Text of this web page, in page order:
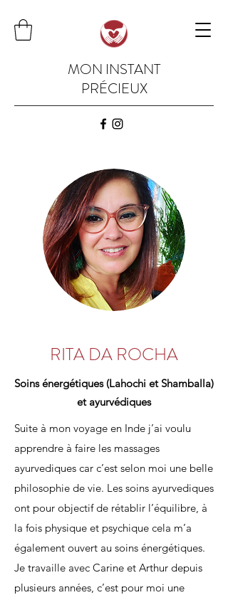
MON INSTANT
PRÉCIEUX
RITA DA ROCHA
Soins énergétiques (Lahochi et Shamballa)
et ayurvédiques
Suite à mon voyage en Inde j’ai voulu
apprendre à faire les massages
ayurvediques car c’est selon moi une belle
philosophie de vie. Les soins ayurvediques
ont pour objectif de rétablir l’équilibre, à
la fois physique et psychique cela m’a
également ouvert au soins énergétiques.
Je travaille avec Carine et Arthur depuis
plusieurs années, c’est pour moi une